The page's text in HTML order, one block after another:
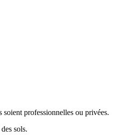
soient professionnelles ou privées.
sols.